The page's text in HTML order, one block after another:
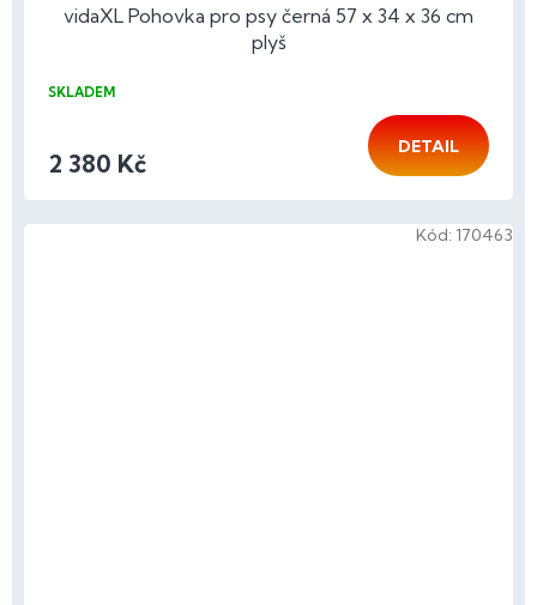
vidaXL Pohovka pro psy černá 57 x 34 x 36 cm
plyš
SKLADEM
2 380 Kč
DETAIL
Kód: 170463